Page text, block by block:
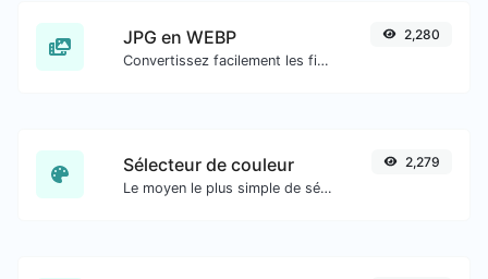
JPG en WEBP
Convertissez facilement les fichiers image JPG en WEBP.
2,280
Sélecteur de couleur
Le moyen le plus simple de sélectionner une couleur dans le cercle chromatique et d'obtenir les résultats dans n'importe quel format.
2,279